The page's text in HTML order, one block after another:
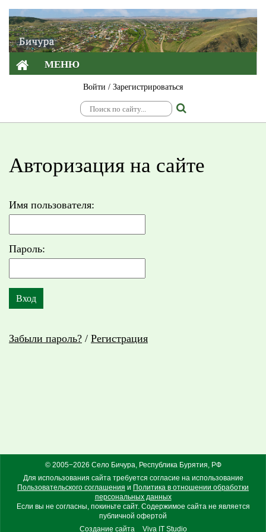
МЕНЮ
Войти / Зарегистрироваться
Авторизация на сайте
Имя пользователя:
Пароль:
Забыли пароль? / Регистрация
© 2005−2026 Село Бичура, Республика Бурятия, РФ
Для использования сайта требуется согласие на использование
Пользовательского соглашения и Политика в отношении обработки
персональных данных
Если вы не согласны, покиньте сайт. Содержимое сайта не является
публичной офертой
Создание сайта
Viva IT Studio